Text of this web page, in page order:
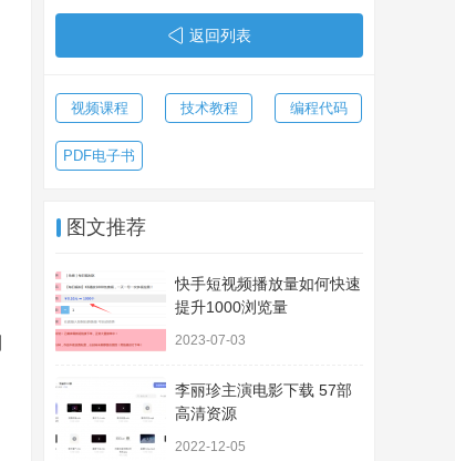
返回列表
视频课程 技术教程 编程代码
PDF电子书
图文推荐
快手短视频播放量如何快速
提升1000浏览量
2023-07-03
李丽珍主演电影下载 57部
高清资源
2022-12-05